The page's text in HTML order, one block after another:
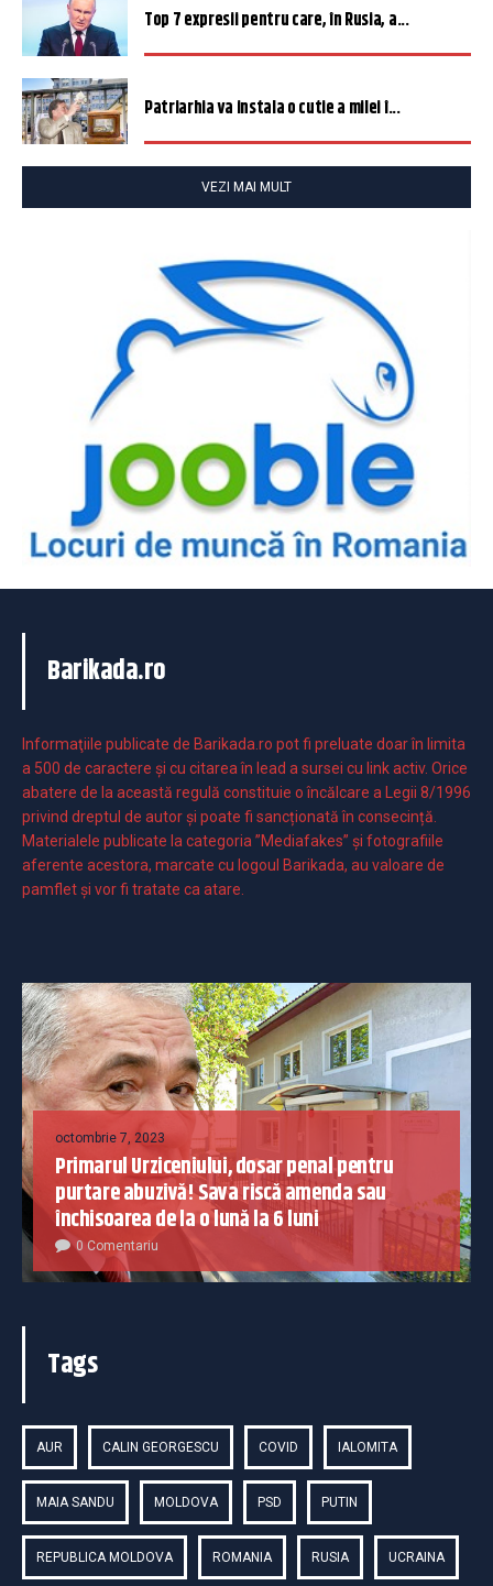
Top 7 expresii pentru care, în Rusia, a...
Patriarhia va instala o cutie a milei î...
VEZI MAI MULT
Barikada.ro
Informaţiile publicate de Barikada.ro pot fi preluate doar în limita
a 500 de caractere şi cu citarea în lead a sursei cu link activ. Orice
abatere de la această regulă constituie o încălcare a Legii 8/1996
privind dreptul de autor și poate fi sancționată în consecință.
Materialele publicate la categoria ”Mediafakes” și fotografiile
aferente acestora, marcate cu logoul Barikada, au valoare de
pamflet și vor fi tratate ca atare.
octombrie 7, 2023
Primarul Urziceniului, dosar penal pentru
purtare abuzivă! Sava riscă amenda sau
închisoarea de la o lună la 6 luni
0 Comentariu
Tags
AUR CALIN GEORGESCU COVID IALOMITA
MAIA SANDU MOLDOVA PSD PUTIN
REPUBLICA MOLDOVA ROMANIA RUSIA UCRAINA